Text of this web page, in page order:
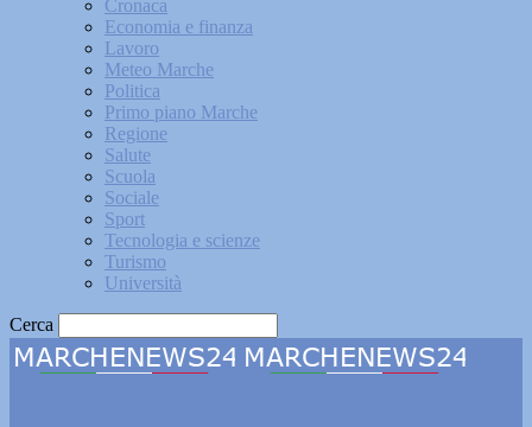
Cronaca
Economia e finanza
Lavoro
Meteo Marche
Politica
Primo piano Marche
Regione
Salute
Scuola
Sociale
Sport
Tecnologia e scienze
Turismo
Università
Cerca